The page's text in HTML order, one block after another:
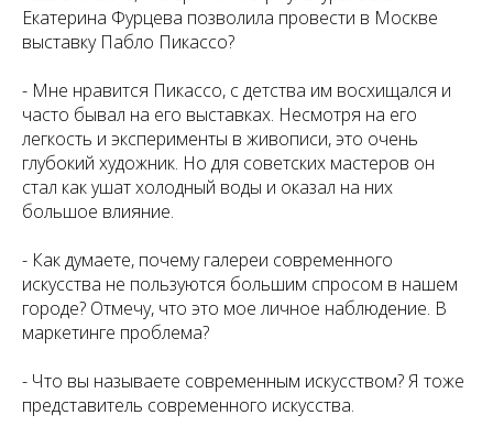
Екатерина Фурцева позволила провести в Москве
выставку Пабло Пикассо?
- Мне нравится Пикассо, с детства им восхищался и
часто бывал на его выставках. Несмотря на его
легкость и эксперименты в живописи, это очень
глубокий художник. Но для советских мастеров он
стал как ушат холодный воды и оказал на них
большое влияние.
- Как думаете, почему галереи современного
искусства не пользуются большим спросом в нашем
городе? Отмечу, что это мое личное наблюдение. В
маркетинге проблема?
- Что вы называете современным искусством? Я тоже
представитель современного искусства.